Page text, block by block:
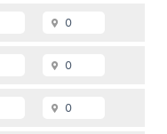
0
0
0